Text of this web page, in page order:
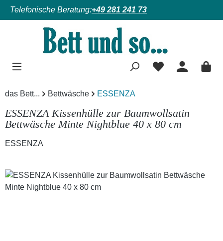
Zum Hauptinhalt springen
Telefonische Beratung:+49 281 241 73
das Bett... Bettwäsche ESSENZA
ESSENZA Kissenhülle zur Baumwollsatin
Bettwäsche Minte Nightblue 40 x 80 cm
ESSENZA
Bildergalerie überspringen